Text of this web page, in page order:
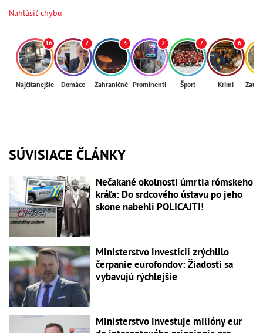
Nahlásiť chybu
16
Najčítanejšie
2
Domáce
3
Zahraničné
2
Prominenti
7
Šport
6
Krimi
SÚVISIACE ČLÁNKY
Nečakané okolnosti úmrtia rómskeho
kráľa: Do srdcového ústavu po jeho
skone nabehli POLICAJTI!
Ministerstvo investícií zrýchlilo
čerpanie eurofondov: Žiadosti sa
vybavujú rýchlejšie
Ministerstvo investuje milióny eur